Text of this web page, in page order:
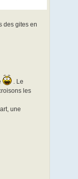
des gites en
. Le
les
une